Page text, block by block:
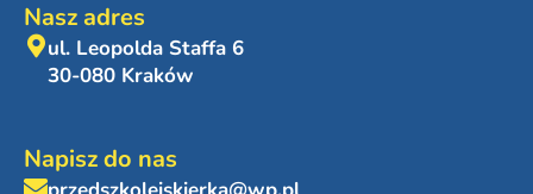
Nasz adres
ul. Leopolda Staffa 6
30-080 Kraków
Napisz do nas